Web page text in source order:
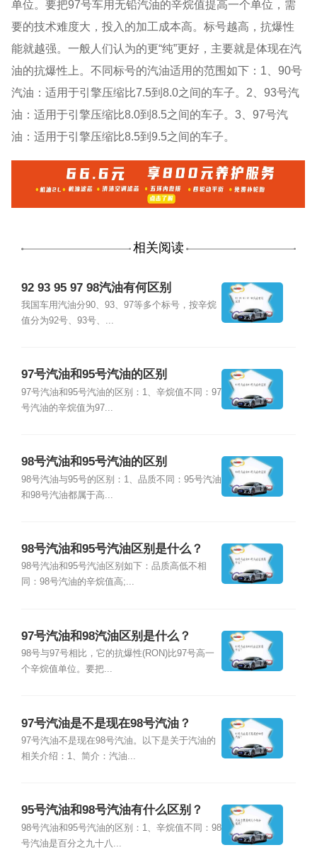
单位。要把97号车用无铅汽油的辛烷值提高一个单位，需
要的技术难度大，投入的加工成本高。标号越高，抗爆性
能就越强。一般人们认为的更“纯”更好，主要就是体现在汽
油的抗爆性上。不同标号的汽油适用的范围如下：1、90号
汽油：适用于引擎压缩比7.5到8.0之间的车子。2、93号汽
油：适用于引擎压缩比8.0到8.5之间的车子。3、97号汽
油：适用于引擎压缩比8.5到9.5之间的车子。
相关阅读
92 93 95 97 98汽油有何区别
我国车用汽油分90、93、97等多个标号，按辛烷
值分为92号、93号、...
97号汽油和95号汽油的区别
97号汽油和95号汽油的区别：1、辛烷值不同：97
号汽油的辛烷值为97...
98号汽油和95号汽油的区别
98号汽油与95号的区别：1、品质不同：95号汽油
和98号汽油都属于高...
98号汽油和95号汽油区别是什么？
98号汽油和95号汽油区别如下：品质高低不相
同：98号汽油的辛烷值高;...
97号汽油和98汽油区别是什么？
98号与97号相比，它的抗爆性(RON)比97号高一
个辛烷值单位。要把...
97号汽油是不是现在98号汽油？
97号汽油不是现在98号汽油。以下是关于汽油的
相关介绍：1、简介：汽油...
95号汽油和98号汽油有什么区别？
98号汽油和95号汽油的区别：1、辛烷值不同：98
号汽油是百分之九十八...